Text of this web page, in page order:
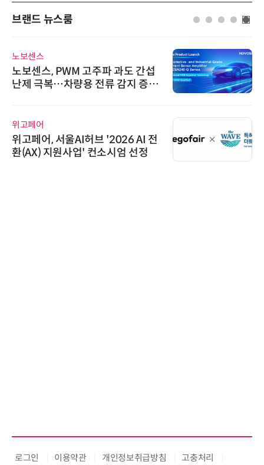
브랜드 뉴스룸
다래전략사업화센터, 'BIO USA 2
026'서 글로벌 빅파마와의 비즈니
스 미팅 지원…K-바이오 해외 진출
씨앤에프시스템, 오웬스그룹과 공
공 ERP·DX 사업 협력
로그인 이용약관 개인정보취급방침 고충처리